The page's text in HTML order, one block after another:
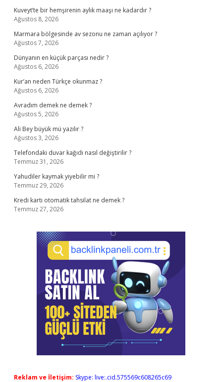
Kuveyt’te bir hemşirenin aylık maaşı ne kadardır ?
Ağustos 8, 2026
Marmara bölgesinde av sezonu ne zaman açılıyor ?
Ağustos 7, 2026
Dünyanın en küçük parçası nedir ?
Ağustos 6, 2026
Kur’an neden Türkçe okunmaz ?
Ağustos 6, 2026
Avradım demek ne demek ?
Ağustos 5, 2026
Ali Bey büyük mü yazılır ?
Ağustos 3, 2026
Telefondaki duvar kağıdı nasıl değiştirilir ?
Temmuz 31, 2026
Yahudiler kaymak yiyebilir mi ?
Temmuz 29, 2026
Kredi kartı otomatik tahsilat ne demek ?
Temmuz 27, 2026
Reklam ve İletişim: Skype: live:.cid.575569c608265c69